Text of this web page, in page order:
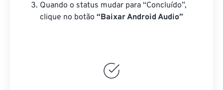
Quando o status mudar para “Concluído”,
clique no botão “Baixar Android Audio”